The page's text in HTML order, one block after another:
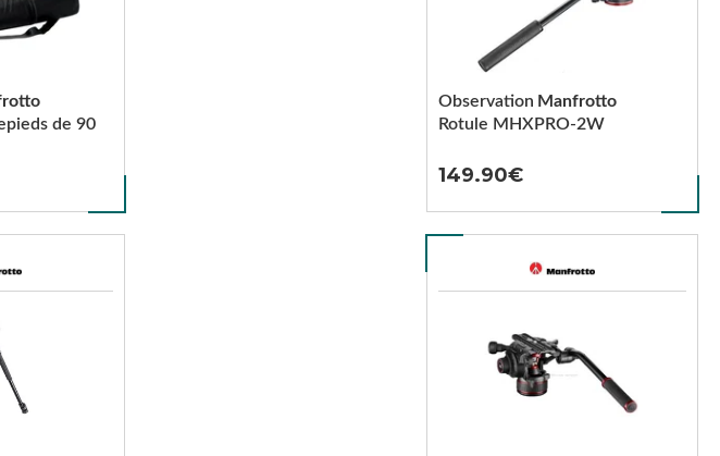
de 90
Rotule MHXPRO-2W
Observation Manfrotto
149.90